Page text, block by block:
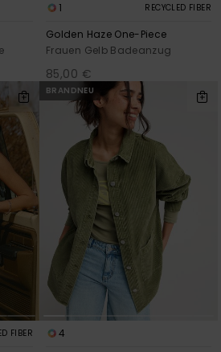
1 RECYCLED FIBER
Golden Haze One-Piece
Frauen Gelb Badeanzug
85,00 €
FIBER
BRANDNEU
4